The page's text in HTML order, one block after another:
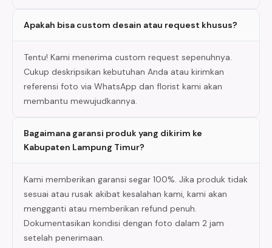
Apakah bisa custom desain atau request khusus?
Tentu! Kami menerima custom request sepenuhnya.
Cukup deskripsikan kebutuhan Anda atau kirimkan
referensi foto via WhatsApp dan florist kami akan
membantu mewujudkannya.
Bagaimana garansi produk yang dikirim ke
Kabupaten Lampung Timur?
Kami memberikan garansi segar 100%. Jika produk tidak
sesuai atau rusak akibat kesalahan kami, kami akan
mengganti atau memberikan refund penuh.
Dokumentasikan kondisi dengan foto dalam 2 jam
setelah penerimaan.